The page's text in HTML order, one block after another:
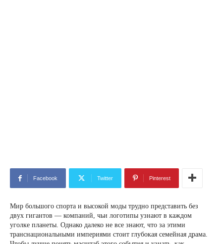
Facebook Twitter Pinterest
Мир большого спорта и высокой моды трудно представить без
двух гигантов — компаний, чьи логотипы узнают в каждом
уголке планеты. Однако далеко не все знают, что за этими
транснациональными империями стоит глубокая семейная драма.